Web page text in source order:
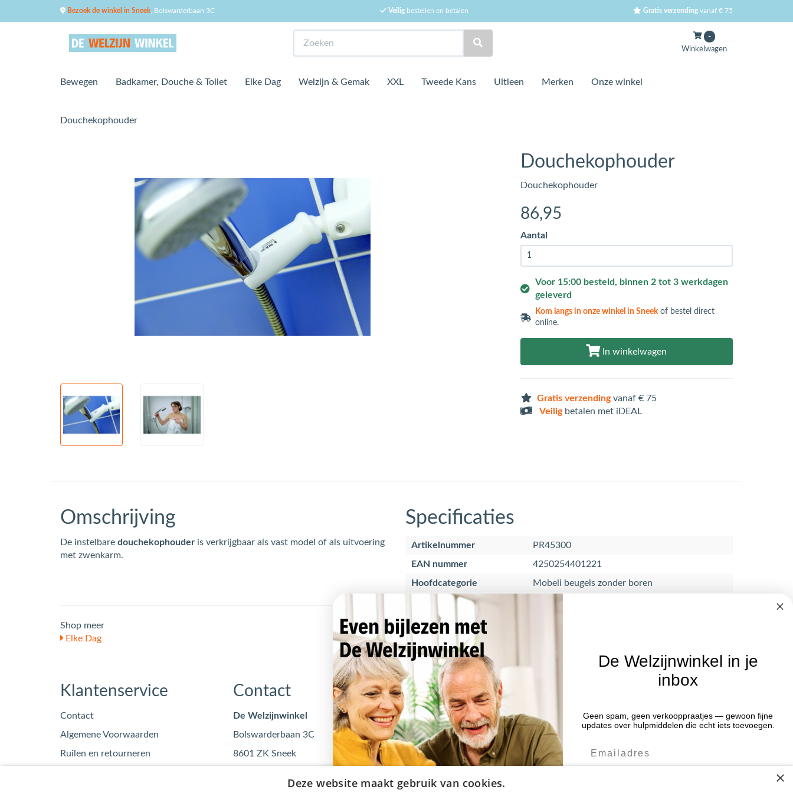
Bezoek de winkel in Sneek , Bolswarderbaan 3C Veiligbestellen en betalen Gratis verzending vanaf € 75
-
Winkelwagen
Bewegen Badkamer, Douche & Toilet Elke Dag Welzijn & Gemak XXL Tweede Kans Uitleen Merken Onze winkel
Douchekophouder
Douchekophouder
Douchekophouder
86,95
Aantal
Voor 15:00 besteld, binnen 2 tot 3 werkdagen
geleverd
Kom langs in onze winkel in Sneekof bestel direct
online.
In winkelwagen
Gratis verzendingvanaf € 75
Veiligbetalen met iDEAL
Omschrijving
De instelbare douchekophouder is verkrijgbaar als vast model of als uitvoering
met zwenkarm.
Specificaties
Artikelnummer
PR45300
EAN nummer
4250254401221
Hoofdcategorie
Mobeli beugels zonder boren
Shop meer
Elke Dag
Klantenservice
Contact
Algemene Voorwaarden
Ruilen en retourneren
Contact
De Welzijnwinkel
Bolswarderbaan 3C
8601 ZK Sneek
Openingstijden
Maandag 09:00 - 17:00 uur
Dinsdag 09:00 - 17:00 uur
Woensdag 09:00 - 17:00 uur
Nieuwsbrief
Blijf op de hoogte van acties en het
voor de nieuwsbrief.
×
Deze website maakt gebruik van cookies.
De Welzijnwinkel in je
inbox
Geen spam, geen verkooppraatjes — gewoon fijne
updates over hulpmiddelen die echt iets toevoegen.